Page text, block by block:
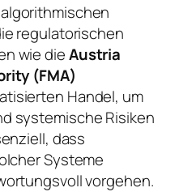
regulatorischen
wie dieAustria
(FMA)
Handel, um
systemische Risiken
dass
Systeme
vorgehen.